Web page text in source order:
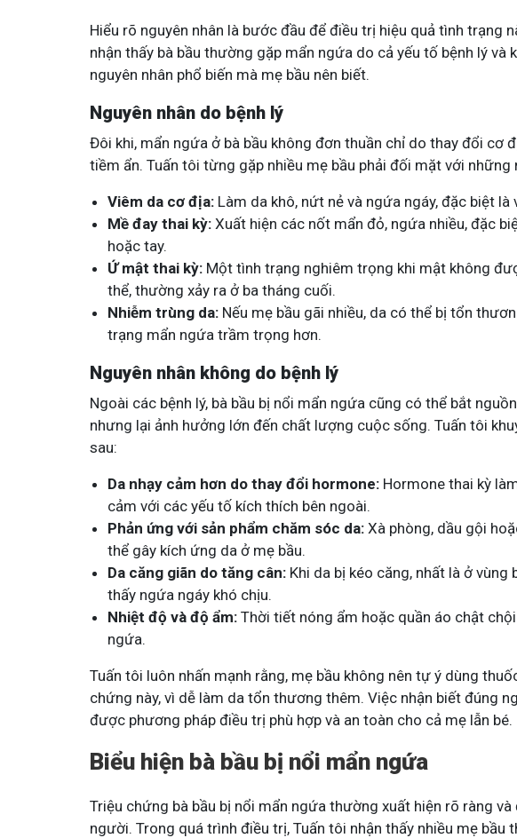
Hiểu rõ nguyên nhân là bước đầu để điều trị hiệu quả tình trạng
nhận thấy bà bầu thường gặp mẩn ngứa do cả yếu tố bệnh lý và
nguyên nhân phổ biến mà mẹ bầu nên biết.
Nguyên nhân do bệnh lý
Đôi khi, mẩn ngứa ở bà bầu không đơn thuần chỉ do thay đổi cơ
tiềm ẩn. Tuấn tôi từng gặp nhiều mẹ bầu phải đối mặt với những
Viêm da cơ địa: Làm da khô, nứt nẻ và ngứa ngáy, đặc biệt là
Mề đay thai kỳ: Xuất hiện các nốt mẩn đỏ, ngứa nhiều, đặc
hoặc tay.
Ứ mật thai kỳ: Một tình trạng nghiêm trọng khi mật không
thể, thường xảy ra ở ba tháng cuối.
Nhiễm trùng da: Nếu mẹ bầu gãi nhiều, da có thể bị tổn
trạng mẩn ngứa trầm trọng hơn.
Nguyên nhân không do bệnh lý
Ngoài các bệnh lý, bà bầu bị nổi mẩn ngứa cũng có thể bắt
nhưng lại ảnh hưởng lớn đến chất lượng cuộc sống. Tuấn tôi
sau:
Da nhạy cảm hơn do thay đổi hormone: Hormone thai kỳ
cảm với các yếu tố kích thích bên ngoài.
Phản ứng với sản phẩm chăm sóc da: Xà phòng, dầu gội
thể gây kích ứng da ở mẹ bầu.
Da căng giãn do tăng cân: Khi da bị kéo căng, nhất là ở
thấy ngứa ngáy khó chịu.
Nhiệt độ và độ ẩm: Thời tiết nóng ẩm hoặc quần áo chật
ngứa.
Tuấn tôi luôn nhấn mạnh rằng, mẹ bầu không nên tự ý dùng
chứng này, vì dễ làm da tổn thương thêm. Việc nhận biết đúng
được phương pháp điều trị phù hợp và an toàn cho cả mẹ lẫn bé.
Biểu hiện bà bầu bị nổi mẩn ngứa
Triệu chứng bà bầu bị nổi mẩn ngứa thường xuất hiện rõ ràng
người. Trong quá trình điều trị, Tuấn tôi nhận thấy nhiều mẹ bầu